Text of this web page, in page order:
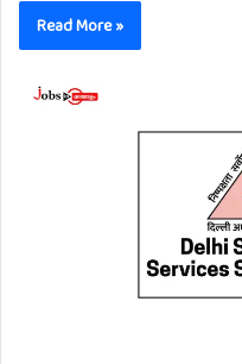
Read More »